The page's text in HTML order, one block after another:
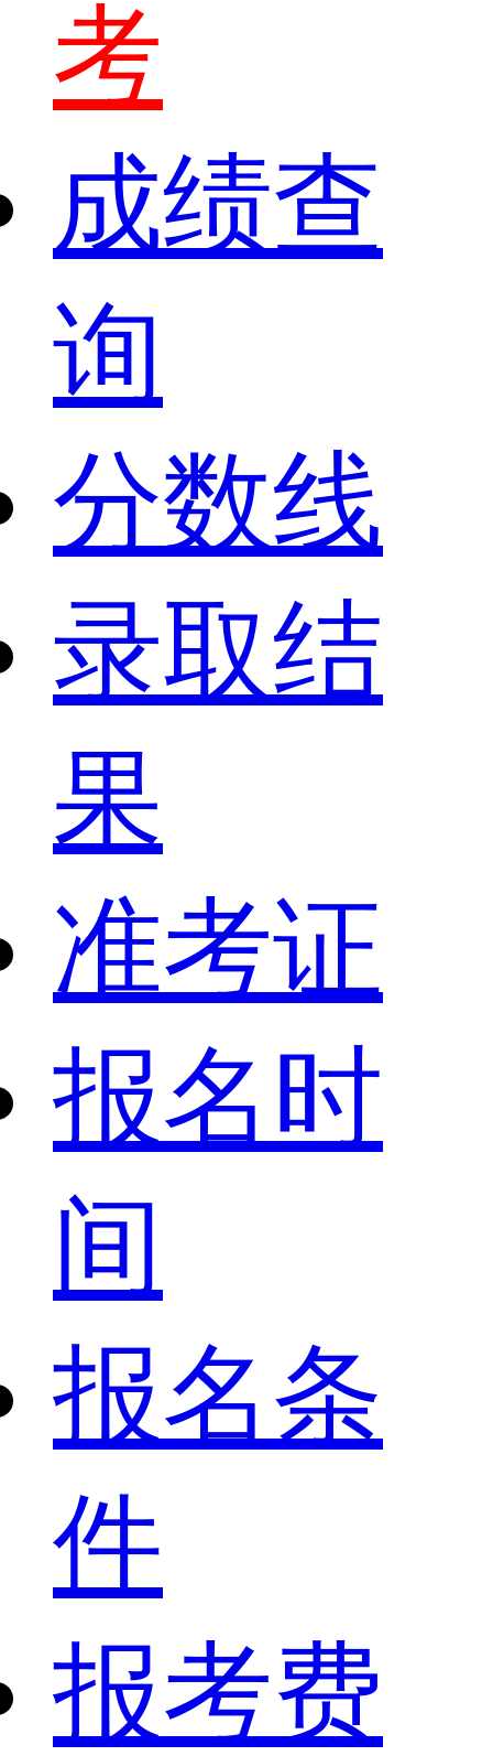
考
成绩查
询
分数线
录取结
果
准考证
报名时
间
报名条
件
报考费